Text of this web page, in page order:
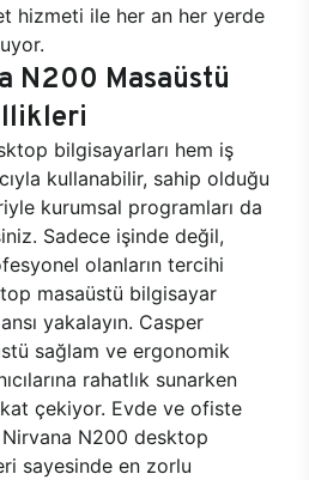
hizmeti ile her an her yerde
N200 Masaüstü
bilgisayarları hem iş
kullanabilir, sahip olduğu
kurumsal programları da
Sadece işinde değil,
olanların tercihi
masaüstü bilgisayar
yakalayın. Casper
sağlam ve ergonomik
rahatlık sunarken
çekiyor. Evde ve ofiste
N200 desktop
sayesinde en zorlu